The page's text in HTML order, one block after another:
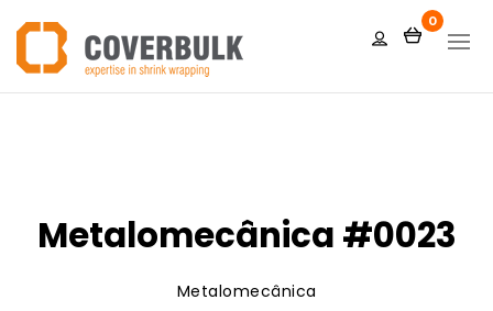
0
Metalomecânica #0023
Metalomecânica